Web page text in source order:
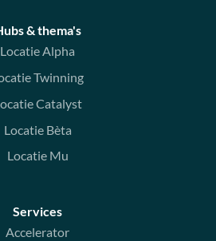
& thema's
Locatie Alpha
Twinning
Catalyst
Locatie Bèta
Locatie Mu
Services
Accelerator